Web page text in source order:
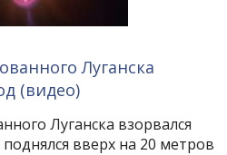
Луганска
(видео)
Луганска взорвался
вверх на 20 метров